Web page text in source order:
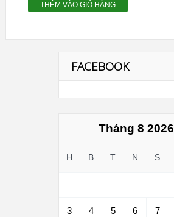
THÊM VÀO GIỎ HÀNG
FACEBOOK
Tháng 8 2026
H B T N S
3 4 5 6 7